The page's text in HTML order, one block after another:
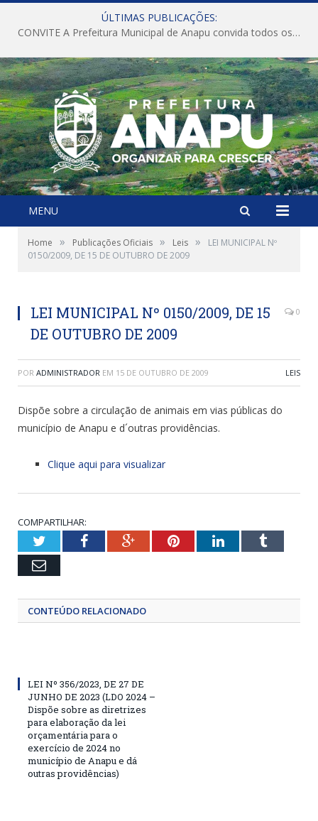
ÚLTIMAS PUBLICAÇÕES:
CONVITE A Prefeitura Municipal de Anapu convida todos os servidores públicos municipais para participarem da Audiência Pública de discussão da Lei de Diretrizes Orçamentárias (LDO), importante instrumento de planejamento das ações e investimentos da Administração Pública para o próximo exercício financeiro.
MENU
Home » Publicações Oficiais » Leis »
LEI MUNICIPAL Nº
0150/2009, DE 15 DE OUTUBRO DE 2009
LEI MUNICIPAL Nº 0150/2009, DE 15
DE OUTUBRO DE 2009
0
POR ADMINISTRADOR EM 15 DE OUTUBRO DE 2009 LEIS
Dispõe sobre a circulação de animais em vias públicas do
município de Anapu e d´outras providências.
Clique aqui para visualizar
COMPARTILHAR:
TwitterFacebookGoogle+PinterestLinkedInTumblr
Email
CONTEÚDO RELACIONADO
LEI Nº 356/2023, DE 27 DE
JUNHO DE 2023 (LDO 2024 –
Dispõe sobre as diretrizes
para elaboração da lei
orçamentária para o
exercício de 2024 no
município de Anapu e dá
outras providências)